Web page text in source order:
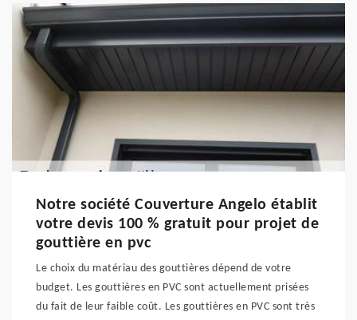
Notre société Couverture Angelo établit
votre devis 100 % gratuit pour projet de
gouttière en pvc
Le choix du matériau des gouttières dépend de votre
budget. Les gouttières en PVC sont actuellement prisées
du fait de leur faible coût. Les gouttières en PVC sont très